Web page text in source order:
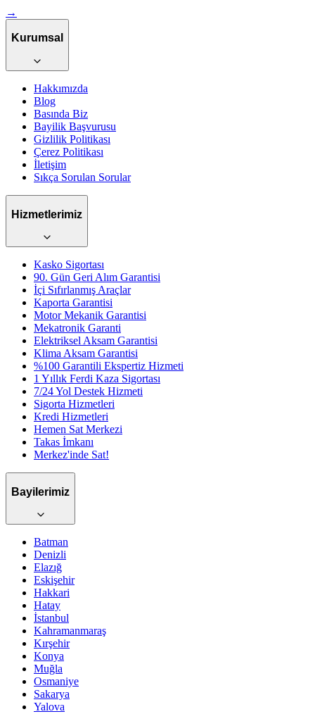
→
Kurumsal
Hakkımızda
Blog
Basında Biz
Bayilik Başvurusu
Gizlilik Politikası
Çerez Politikası
İletişim
Sıkça Sorulan Sorular
Hizmetlerimiz
Kasko Sigortası
90. Gün Geri Alım Garantisi
İçi Sıfırlanmış Araçlar
Kaporta Garantisi
Motor Mekanik Garantisi
Mekatronik Garanti
Elektriksel Aksam Garantisi
Klima Aksam Garantisi
%100 Garantili Ekspertiz Hizmeti
1 Yıllık Ferdi Kaza Sigortası
7/24 Yol Destek Hizmeti
Sigorta Hizmetleri
Kredi Hizmetleri
Hemen Sat Merkezi
Takas İmkanı
Merkez'inde Sat!
Bayilerimiz
Batman
Denizli
Elazığ
Eskişehir
Hakkari
Hatay
İstanbul
Kahramanmaraş
Kırşehir
Konya
Muğla
Osmaniye
Sakarya
Yalova